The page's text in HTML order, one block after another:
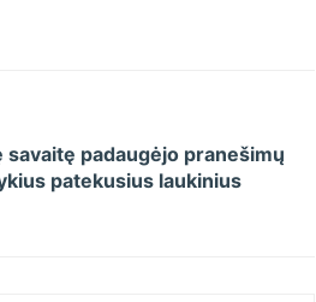
savaitę padaugėjo pranešimų
patekusius laukinius